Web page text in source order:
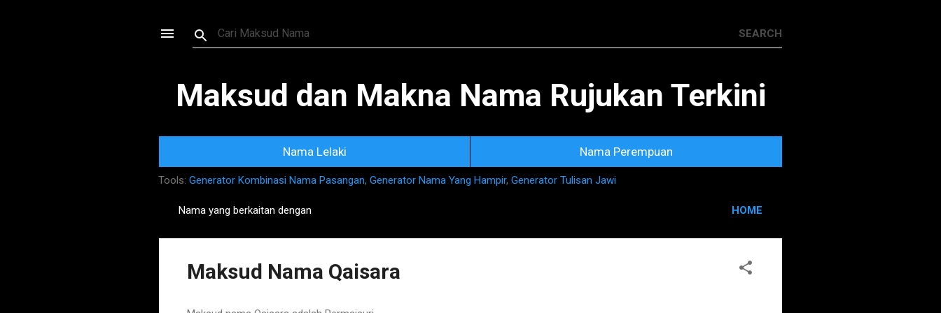
Maksud dan Makna Nama Rujukan Terkini
Nama Lelaki Nama Perempuan
Tools: Generator Kombinasi Nama Pasangan, Generator Nama Yang Hampir, Generator Tulisan Jawi
o
Nama yang berkaitan dengan HOME
Maksud Nama Qaisara